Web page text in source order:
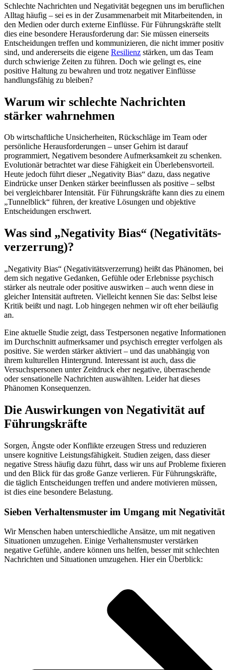
Schlechte Nachrichten und Negativität begegnen uns im beruflichen
Alltag häufig – sei es in der Zusammenarbeit mit Mitarbeitenden, in
den Medien oder durch externe Einflüsse. Für Führungskräfte stellt
dies eine besondere Herausforderung dar: Sie müssen einerseits
Entscheidungen treffen und kommunizieren, die nicht immer positiv
sind, und andererseits die eigene Resilienz stärken, um das Team
durch schwierige Zeiten zu führen. Doch wie gelingt es, eine
positive Haltung zu bewahren und trotz negativer Einflüsse
handlungsfähig zu bleiben?
Warum wir schlechte Nachrichten
stärker wahrnehmen
Ob wirtschaftliche Unsicherheiten, Rückschläge im Team oder
persönliche Herausforderungen – unser Gehirn ist darauf
programmiert, Negativem besondere Aufmerksamkeit zu schenken.
Evolutionär betrachtet war diese Fähigkeit ein Überlebensvorteil.
Heute jedoch führt dieser „Negativity Bias“ dazu, dass negative
Eindrücke unser Denken stärker beeinflussen als positive – selbst
bei vergleichbarer Intensität. Für Führungskräfte kann dies zu einem
„Tunnelblick“ führen, der kreative Lösungen und objektive
Entscheidungen erschwert.
Was sind „Negativity Bias“ (Negativitäts­
verzerrung)?
„Negativity Bias“ (Negativitätsverzerrung) heißt das Phänomen, bei
dem sich negative Gedanken, Gefühle oder Erlebnisse psychisch
stärker als neutrale oder positive auswirken – auch wenn diese in
gleicher Intensität auftreten. Vielleicht kennen Sie das: Selbst leise
Kritik beißt und nagt. Lob hingegen nehmen wir oft eher beiläufig
an.
Eine aktuelle Studie zeigt, dass Testpersonen negative Informationen
im Durchschnitt aufmerksamer und psychisch erregter verfolgen als
positive. Sie werden stärker aktiviert – und das unabhängig von
ihrem kulturellen Hintergrund. Interessant ist auch, dass die
Versuchspersonen unter Zeitdruck eher negative, überraschende
oder sensationelle Nachrichten auswählten. Leider hat dieses
Phänomen Konsequenzen.
Die Auswirkungen von Negativität auf
Führungskräfte
Sorgen, Ängste oder Konflikte erzeugen Stress und reduzieren
unsere kognitive Leistungsfähigkeit. Studien zeigen, dass dieser
negative Stress häufig dazu führt, dass wir uns auf Probleme fixieren
und den Blick für das große Ganze verlieren. Für Führungskräfte,
die täglich Entscheidungen treffen und andere motivieren müssen,
ist dies eine besondere Belastung.
Sieben Verhaltensmuster im Umgang mit Negativität
Wir Menschen haben unterschiedliche Ansätze, um mit negativen
Situationen umzugehen. Einige Verhaltensmuster verstärken
negative Gefühle, andere können uns helfen, besser mit schlechten
Nachrichten und Situationen umzugehen. Hier ein Überblick: